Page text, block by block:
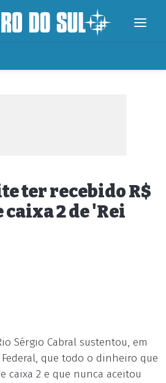
ter recebido R$
2 de 'Rei
Sérgio Cabral sustentou, em
que todo o dinheiro que
caixa 2 e que nunca aceitou